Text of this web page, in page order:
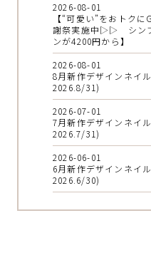
2026-08-01
【“可愛い”をおトク
謝祭実施中▷▷ シン
ンが4200円から】
2026-08-01
8月新作デザインネイ
2026.8/31)
2026-07-01
7月新作デザインネイ
2026.7/31)
2026-06-01
6月新作デザインネイ
2026.6/30)